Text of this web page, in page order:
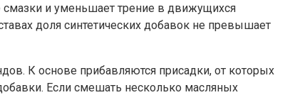
смазки и уменьшает трение в движущихся
доля синтетических добавок не превышает
К основе прибавляются присадки, от которых
Если смешать несколько масляных